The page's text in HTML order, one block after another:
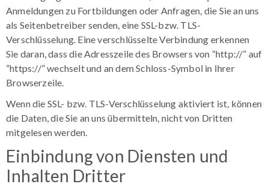
Anmeldungen zu Fortbildungen oder Anfragen, die Sie an uns
als Seitenbetreiber senden, eine SSL-bzw. TLS-
Verschlüsselung. Eine verschlüsselte Verbindung erkennen
Sie daran, dass die Adresszeile des Browsers von “http://” auf
“https://” wechselt und an dem Schloss-Symbol in Ihrer
Browserzeile.
Wenn die SSL- bzw. TLS-Verschlüsselung aktiviert ist, können
die Daten, die Sie an uns übermitteln, nicht von Dritten
mitgelesen werden.
Einbindung von Diensten und
Inhalten Dritter